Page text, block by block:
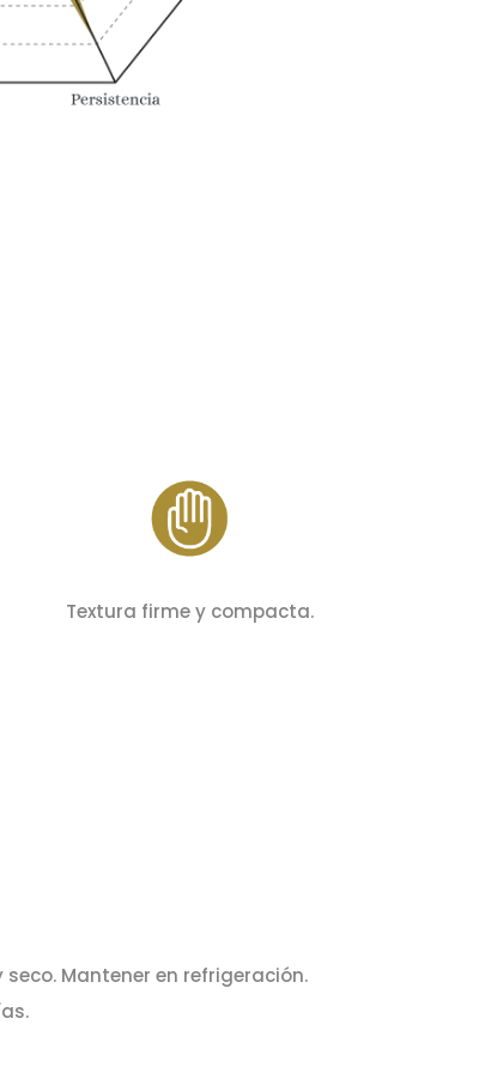
Textura firme y compacta.
Mantener en refrigeración.